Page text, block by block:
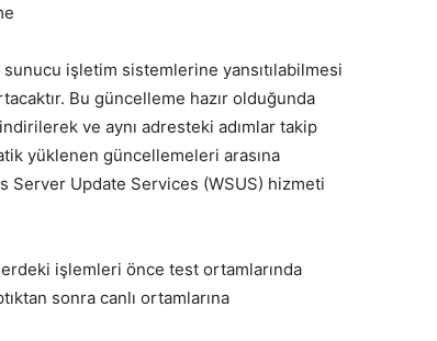
işletim sistemlerine yansıtılabilmesi
Bu güncelleme hazır olduğunda
ve aynı adresteki adımlar takip
yüklenen güncellemeleri arasına
Server Update Services (WSUS) hizmeti
işlemleri önce test ortamlarında
sonra canlı ortamlarına